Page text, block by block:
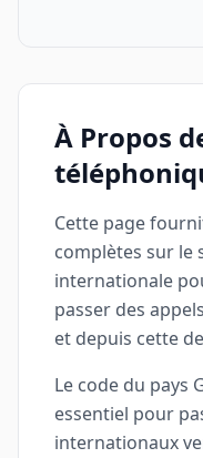
À Propos
Cette page
complètes sur le
internationale
passer des
et depuis cette
Le code du pays
essentiel pour
internationaux